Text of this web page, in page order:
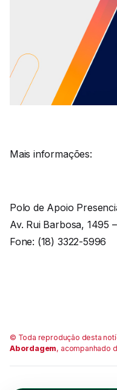
Mais informações:
Polo de Apoio
Av. Rui Barbosa, 1495
Fone: (18) 3322-5996
© Toda reprodução desta
Abordagem, acompanhado